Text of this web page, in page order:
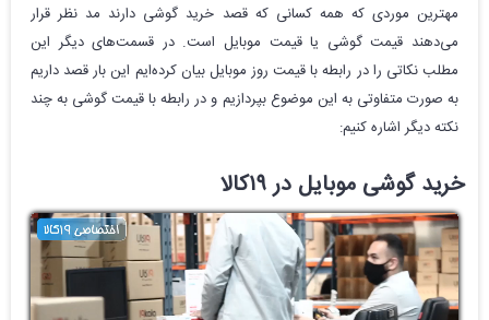
مهترین موردی که همه کسانی که قصد خرید گوشی دارند مد نظر قرار
می‌دهند قیمت گوشی یا قیمت موبایل است. در قسمت‌های دیگر این
مطلب نکاتی را در رابطه با قیمت روز موبایل بیان کرده‌ایم این بار قصد داریم
به صورت متفاوتی به این موضوع بپردازیم و در رابطه با قیمت گوشی به چند
نکته دیگر اشاره کنیم:
خرید گوشی موبایل در ۱۹کالا